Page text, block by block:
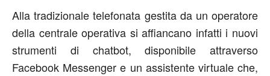
Alla tradizionale telefonata gestita da un operatore
della centrale operativa si affiancano infatti i nuovi
strumenti di chatbot, disponibile attraverso
Facebook Messenger e un assistente virtuale che,